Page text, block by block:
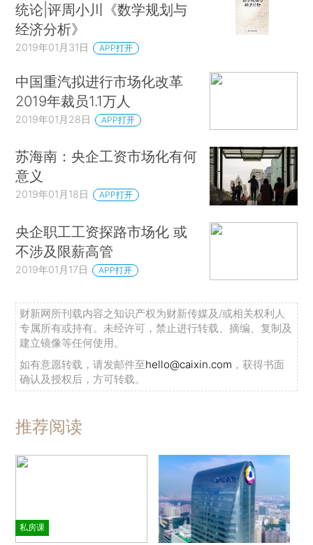
发丑闻。巴西石油股份有限公司（简称“巴西石油公
司”）是一家政府控制的石油巨头，其股票在国内和
司治理和业绩稳健的国际典范，（*4.THE WORLD
BANK，CORPORATE GOVERNANCE OF STATE-
OWNED ENTERPRISES：A TOOLKIT 44-
5（2014）（citing Petrobras among “several
successful listed SOEs\[that\]are recognized as
world leaders”）；Francisco Flores Macias &
Enterprises：Should We Be Afraid?，HARV.
INTL REV. ，Apr. 4，2009. ）但如今它在两个方
面陷入了危机。
首先，在过去10年中，巴西政府把巴西石油公
司作为宏观经济政策的工具，使油价远低于国际市
场价格，以对抗通胀。这导致巴西石油公司遭受了
重大损失以及投资能力的减损。（*5.Edmar Luis
Fagundes de Almeida et al. ，Impactos da
Brasil e opes de mecanismos de
precificao，35 REV. ECON. POL.
531（2015）. ）其次，巴西石油公司处于巴西历
史上最大腐败丑闻的中心。执政的工人党及其盟友
在该公司任命了许多重要高管。这些被任命的公司
高管策划了一场大规模的投标操纵计划，为政界人
统论|评周小川《数学规划与
经济分析》
2019年01月31日 APP打开
中国重汽拟进行市场化改革
2019年裁员1.1万人
2019年01月28日 APP打开
苏海南：央企工资市场化有何
意义
2019年01月18日 APP打开
央企职工工资探路市场化 或
不涉及限薪高管
2019年01月17日 APP打开
财新网所刊载内容之知识产权为财新传媒及/或相关权利人
专属所有或持有。未经许可，禁止进行转载、摘编、复制及
建立镜像等任何使用。
如有意愿转载，请发邮件至hello@caixin.com ，获得书面
确认及授权后，方可转载。
推荐阅读
私房课